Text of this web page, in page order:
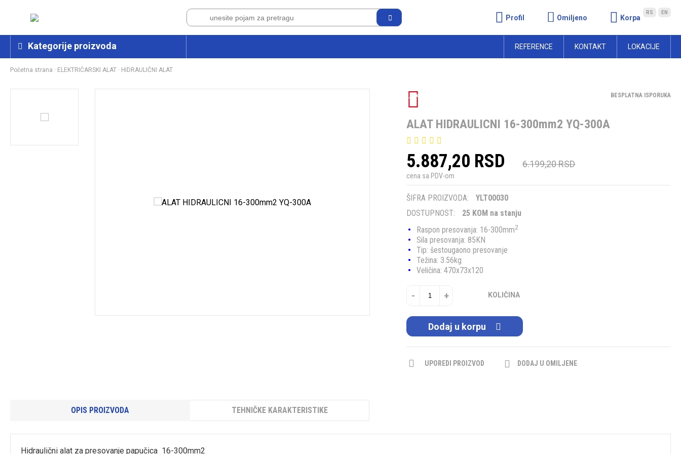
Profil Omiljeno Korpa
RS EN
Kategorije proizvoda REFERENCE KONTAKT LOKACIJE
Početna strana · ELEKTRIČARSKI ALAT · HIDRAULIČNI ALAT
-5% BESPLATNA ISPORUKA
ALAT HIDRAULICNI 16-300mm2 YQ-300A
5.887,20 RSD 6.199,20 RSD
cena sa PDV-om
ŠIFRA PROIZVODA:
YLT00030
DOSTUPNOST:
25 KOM na stanju
Raspon presovanja: 16-300mm2
Sila presovanja: 85KN
Tip: šestougaono presovanje
Težina: 3.56kg
Veličina: 470x73x120
- + KOLIČINA
Dodaj u korpu
UPOREDI PROIZVOD DODAJ U OMILJENE
OPIS PROIZVODA TEHNIČKE KARAKTERISTIKE
Hidraulični alat za presovanje papučica 16-300mm2